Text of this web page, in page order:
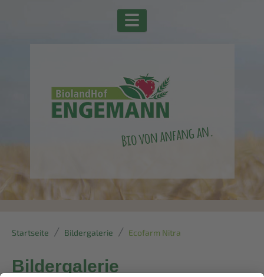
Startseite Bildergalerie Ecofarm Nitra
Bildergalerie